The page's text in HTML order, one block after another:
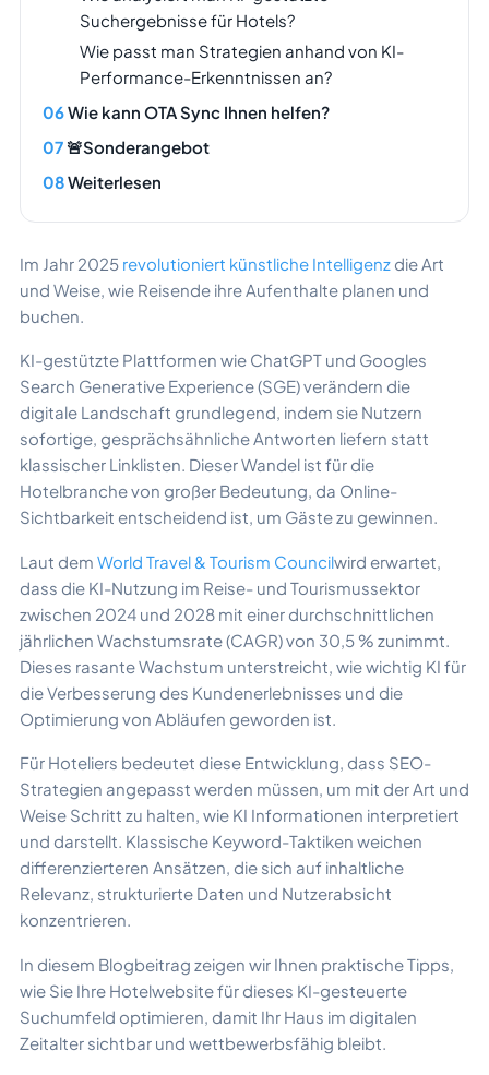
Suchergebnisse für Hotels?
Wie passt man Strategien anhand von KI-
Performance-Erkenntnissen an?
Wie kann OTA Sync Ihnen helfen?
🚨Sonderangebot
Weiterlesen
​Im Jahr 2025 revolutioniert künstliche Intelligenz die Art
und Weise, wie Reisende ihre Aufenthalte planen und
buchen.
KI-gestützte Plattformen wie ChatGPT und Googles
Search Generative Experience (SGE) verändern die
digitale Landschaft grundlegend, indem sie Nutzern
sofortige, gesprächsähnliche Antworten liefern statt
klassischer Linklisten. Dieser Wandel ist für die
Hotelbranche von großer Bedeutung, da Online-
Sichtbarkeit entscheidend ist, um Gäste zu gewinnen.
Laut dem World Travel & Tourism Councilwird erwartet,
dass die KI-Nutzung im Reise- und Tourismussektor
zwischen 2024 und 2028 mit einer durchschnittlichen
jährlichen Wachstumsrate (CAGR) von 30,5 % zunimmt.
Dieses rasante Wachstum unterstreicht, wie wichtig KI für
die Verbesserung des Kundenerlebnisses und die
Optimierung von Abläufen geworden ist.
Für Hoteliers bedeutet diese Entwicklung, dass SEO-
Strategien angepasst werden müssen, um mit der Art und
Weise Schritt zu halten, wie KI Informationen interpretiert
und darstellt. Klassische Keyword-Taktiken weichen
differenzierteren Ansätzen, die sich auf inhaltliche
Relevanz, strukturierte Daten und Nutzerabsicht
konzentrieren.​
In diesem Blogbeitrag zeigen wir Ihnen praktische Tipps,
wie Sie Ihre Hotelwebsite für dieses KI-gesteuerte
Suchumfeld optimieren, damit Ihr Haus im digitalen
Zeitalter sichtbar und wettbewerbsfähig bleibt.